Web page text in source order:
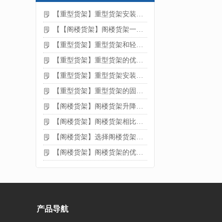
【重型货架】重型货架安装注意事项
【【阁楼货架】阁楼货架一般有哪些用途
【重型货架】重型货架和轻型货架的区别是什么
【重型货架】重型货架的优缺点
【重型货架】重型货架安装需要注意什么？
【重型货架】重型货架的固定方法
【阁楼货架】阁楼货架升降机需要注意哪些
【阁楼货架】阁楼货架相比传统货架的优势是什么
【阁楼货架】选择阁楼货架的好处？
【阁楼货架】阁楼货架的优点是什么
产品导航